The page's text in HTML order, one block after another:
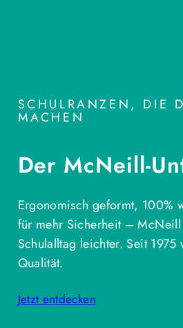
SCHULRANZEN, DIE
MACHEN
Der McNeill-
Ergonomisch geformt, 100%
für mehr Sicherheit – McNeill
Schulalltag leichter. Seit
Qualität.
Jetzt entdecken